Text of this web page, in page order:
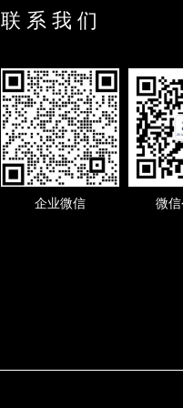
联 系 我 们
企业微信 微